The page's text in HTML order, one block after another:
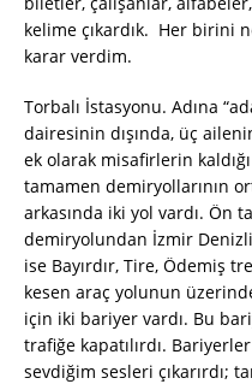
kelime çıkardık. Her birini
karar verdim.
Torbalı İstasyonu. Adına
dairesinin dışında, üç
ek olarak misafirlerin
tamamen demiryollarının
arkasında iki yol vardı. Ön
demiryolundan İzmir
ise Bayırdır, Tire, Ödemiş
kesen araç yolunun
için iki bariyer vardı. Bu
trafiğe kapatılırdı.
sevdiğim sesleri çıkarırdı;